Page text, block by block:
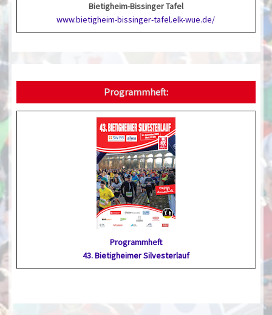
Bietigheim-Bissinger Tafel
www.bietigheim-bissinger-tafel.elk-wue.de/
Programmheft:
Programmheft
43. Bietig­heimer Silvester­lauf